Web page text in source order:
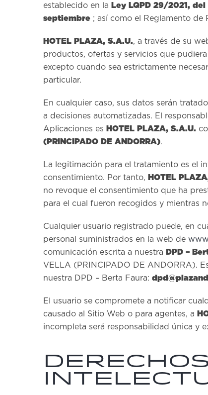
establecido en la Ley LQPD 29/2021,
septiembre ; así como el Reglamento de
HOTEL PLAZA, S.A.U., a través de su
productos, ofertas y servicios que
excepto cuando sea estrictamente
particular.
En cualquier caso, sus datos serán
a decisiones automatizadas. El
Aplicaciones es HOTEL PLAZA, S.A.U.
(PRINCIPADO DE ANDORRA).
La legitimación para el tratamiento es el
consentimiento. Por tanto, HOTEL
no revoque el consentimiento que ha
para el cual fueron recogidos y mientras
Cualquier usuario registrado puede, en
personal suministrados en la web de
comunicación escrita a nuestra DPD –
VELLA (PRINCIPADO DE ANDORRA).
nuestra DPD – Berta Faura:
El usuario se compromete a notificar
causado al Sitio Web o para agentes, a
incompleta será responsabilidad única y